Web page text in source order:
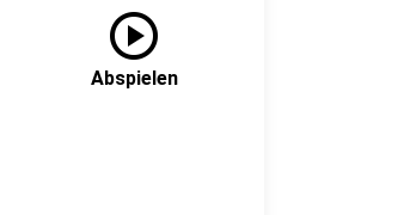
play_circle
Abspielen